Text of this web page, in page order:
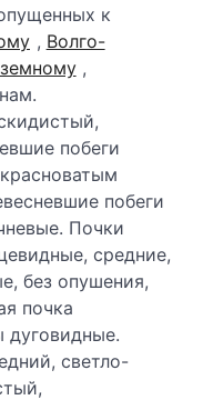
к
, Волго-
,
побеги
побеги
Почки
средние,
без опушения,
почка
дуговидные.
светло-